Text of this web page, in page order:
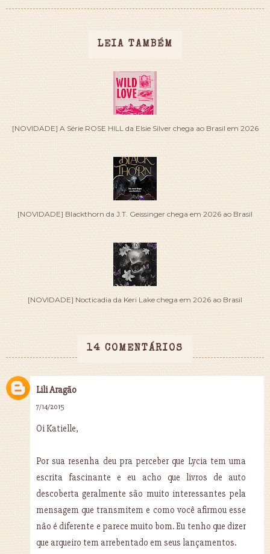
LEIA TAMBÉM
[NOVIDADE] A Série ROSE HILL da Elsie Silver chega ao Brasil em 2026
[NOVIDADE] Blackthorn da J.T. Geissinger chega em 2026 ao Brasil
[NOVIDADE] Nocticadia da Keri Lake chega em 2026 ao Brasil
14 COMENTÁRIOS
Lili Aragão
7/14/2015
Oi Katielle,
Por sua resenha deu pra perceber que Lycia tem uma
escrita fascinante e eu acho que livros de auto
descoberta geralmente são muito interessantes pela
mensagem que transmitem e como você afirmou esse
não é diferente e parece muito bom. Eu tenho que dizer
que arqueiro tem arrebentado em seus lançamentos.